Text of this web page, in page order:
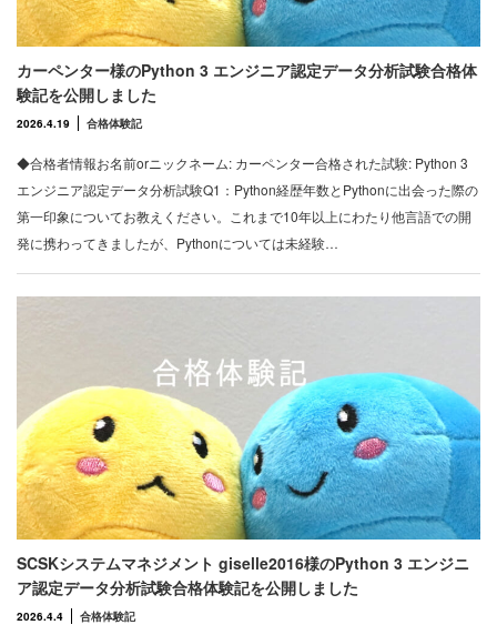
カーペンター様のPython 3 エンジニア認定データ分析試験合格体
験記を公開しました
2026.4.19 合格体験記
◆合格者情報お名前orニックネーム: カーペンター合格された試験: Python 3
エンジニア認定データ分析試験Q1：Python経歴年数とPythonに出会った際の
第一印象についてお教えください。これまで10年以上にわたり他言語での開
発に携わってきましたが、Pythonについては未経験…
SCSKシステムマネジメント giselle2016様のPython 3 エンジニ
ア認定データ分析試験合格体験記を公開しました
2026.4.4 合格体験記